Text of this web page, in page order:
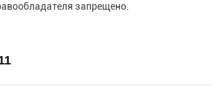
запрещено.